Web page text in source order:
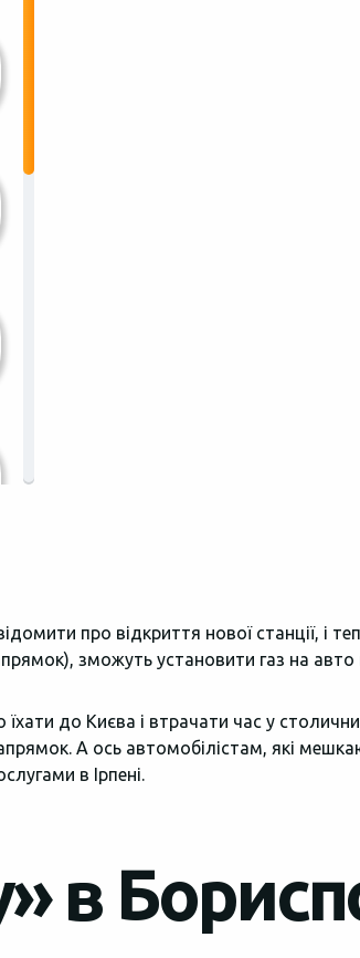
про відкриття нової станції, і
зможуть установити газ на авто
до Києва і втрачати час у
А ось автомобілістам, які
в Ірпені.
в